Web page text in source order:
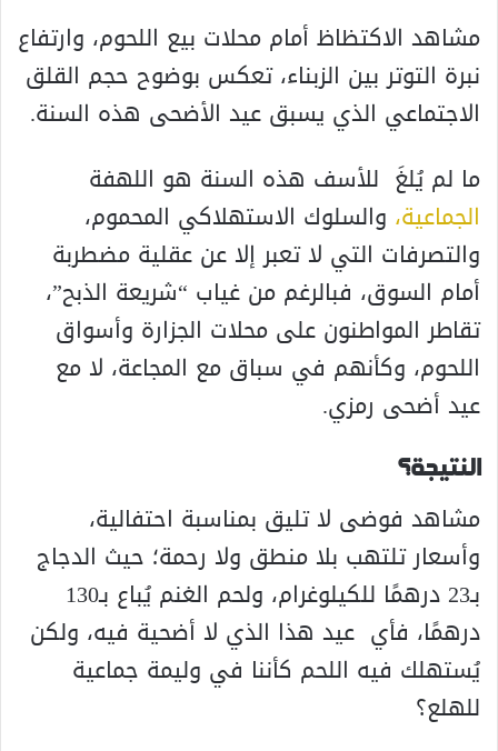
مشاهد الاكتظاظ أمام محلات بيع اللحوم، وارتفاع
نبرة التوتر بين الزبناء، تعكس بوضوح حجم القلق
الاجتماعي الذي يسبق عيد الأضحى هذه السنة.
ما لم يُلغَ للأسف هذه السنة هو اللهفة
الجماعية، والسلوك الاستهلاكي المحموم،
والتصرفات التي لا تعبر إلا عن عقلية مضطربة
أمام السوق، فبالرغم من غياب “شريعة الذبح”،
تقاطر المواطنون على محلات الجزارة وأسواق
اللحوم، وكأنهم في سباق مع المجاعة، لا مع
عيد أضحى رمزي.
النتيجة؟
مشاهد فوضى لا تليق بمناسبة احتفالية،
وأسعار تلتهب بلا منطق ولا رحمة؛ حيث الدجاج
بـ23 درهمًا للكيلوغرام، ولحم الغنم يُباع بـ130
درهمًا، فأي عيد هذا الذي لا أضحية فيه، ولكن
يُستهلك فيه اللحم كأننا في وليمة جماعية
للهلع؟